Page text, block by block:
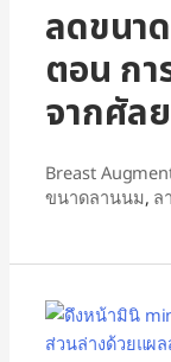
ลดขนา
ตอน กา
จากศัล
Breast
ขนาดลานนม, ล